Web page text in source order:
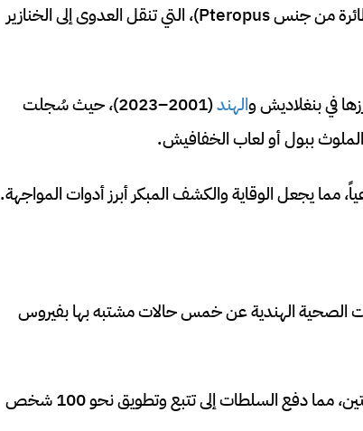
وكان مصدره الرئيسي خفافيش الفاكهة (الخفافيش الطائرة من جنس Pteropus)، التي تنقل العدوى إلى الخنازير
في بنغلاديش والهند
(2001–2023)، حيث سُجلت
ببول أو لعاب الخفافيش.
مما يجعل الوقاية والكشف المبكر أبرز أدوات المواجهة.
يناير 2026، أبلغت السلطات الصحية الهندية عن خمس حالات مشتبه بها بفيروس
أكدت التحاليل المخبرية في مستشفى محلي إصابة حالتين، مما دفع السلطات إلى تتبع وتطويق نحو 100 شخص